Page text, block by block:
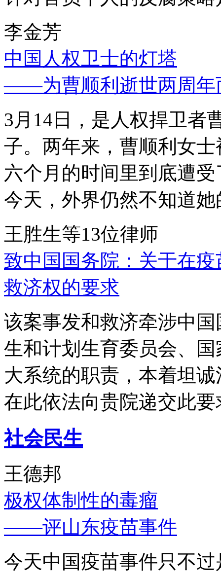
李金芳
中国人权卫士的灯塔
——为曹顺利逝世两周年
3月14日，是人权捍卫者
子。两年来，曹顺利女
六个月的时间里到底遭
今天，外界仍然不知道
王胜生等13位律师
致中国国务院：关于在
救济权的要求
该案事发和救济牵涉中
生和计划生育委员会、
大系统的职责，本着坦
在此依法向贵院递交此要
社会民生
王德邦
极权体制性的毒瘤
——评山东疫苗事件
今天中国疫苗事件只不